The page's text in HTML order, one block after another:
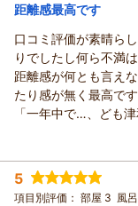
距離感最高です
口コミ評価が素晴ら
りでしたし何ら不満
距離感が何とも言え
たり感が無く最高で
「一年中で…、ども
宿泊時期： 2026年05月
投稿者： hiro－nさん
宿泊プラン： 【いわみ★
5
項目別評価： 部屋 3 風